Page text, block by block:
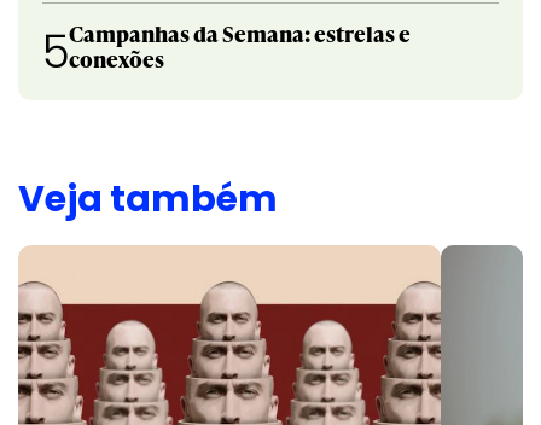
5Campanhas da Semana: estrelas e
conexões
Veja também